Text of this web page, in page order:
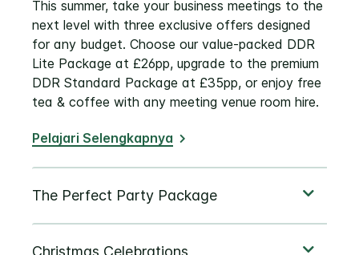
This summer, take your business meetings to the
next level with three exclusive offers designed
for any budget. Choose our value-packed DDR
Lite Package at £26pp, upgrade to the premium
DDR Standard Package at £35pp, or enjoy free
tea & coffee with any meeting venue room hire.
Pelajari Selengkapnya